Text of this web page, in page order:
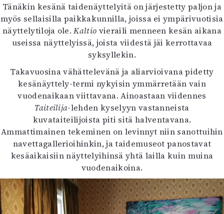
Esitystaide
Arkisto
Lehdet
4/2026
2–3/2026
1/2026
6/2025
5/2025 saame
5/2025
Lehtiarkisto
Info
Tilaus ja irtonumerot
Yhteistyössä
Toimitus
Tänäkin kesänä taidenäyttelyitä on järjestetty paljon ja
myös sellaisilla paikkakunnilla, joissa ei ympärivuotisia
näyttelytiloja ole.Kaltio vieraili menneen kesän aikana
useissa näyttelyissä, joista viidestä jäi kerrottavaa
syksyllekin.
Takavuosina vähättelevänä ja aliarvioivana pidetty
kesänäyttely-termi nykyisin ymmärretään vain
vuodenaikaan viittavana. Ainoastaan viidennes
Taiteilija-lehden kyselyyn vastanneista
kuvataiteilijoista piti sitä halventavana.
Ammattimainen tekeminen on levinnyt niin sanottuihin
navettagallerioihinkin, ja taidemuseot panostavat
kesäaikaisiin näyttelyihinsä yhtä lailla kuin muina
vuodenaikoina.